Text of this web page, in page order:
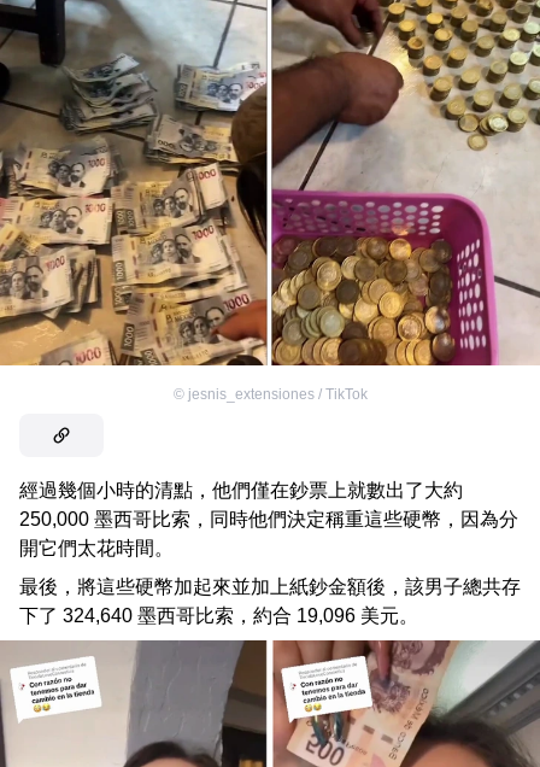
© jesnis_extensiones / TikTok
經過幾個小時的清點，他們僅在鈔票上就數出了大約
250,000 墨西哥比索，同時他們決定稱重這些硬幣，因為分
開它們太花時間。
最後，將這些硬幣加起來並加上紙鈔金額後，該男子總共存
下了 324,640 墨西哥比索，約合 19,096 美元。